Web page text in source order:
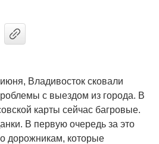
Владивосток сковали
с выездом из города. В
карты сейчас багровые.
В первую очередь за это
дорожникам, которые